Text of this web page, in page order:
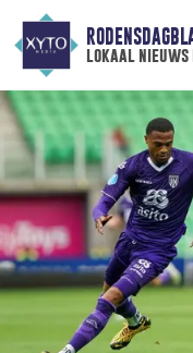
lokaal nieuws